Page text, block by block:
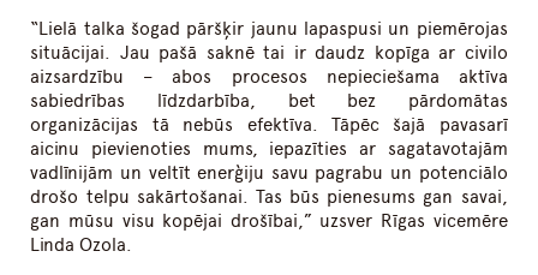
“Lielā talka šogad pāršķir jaunu lapaspusi un piemērojas
situācijai. Jau pašā saknē tai ir daudz kopīga ar civilo
aizsardzību – abos procesos nepieciešama aktīva
sabiedrības līdzdarbība, bet bez pārdomātas
organizācijas tā nebūs efektīva. Tāpēc šajā pavasarī
aicinu pievienoties mums, iepazīties ar sagatavotajām
vadlīnijām un veltīt enerģiju savu pagrabu un potenciālo
drošo telpu sakārtošanai. Tas būs pienesums gan savai,
gan mūsu visu kopējai drošībai,” uzsver Rīgas vicemēre
Linda Ozola.